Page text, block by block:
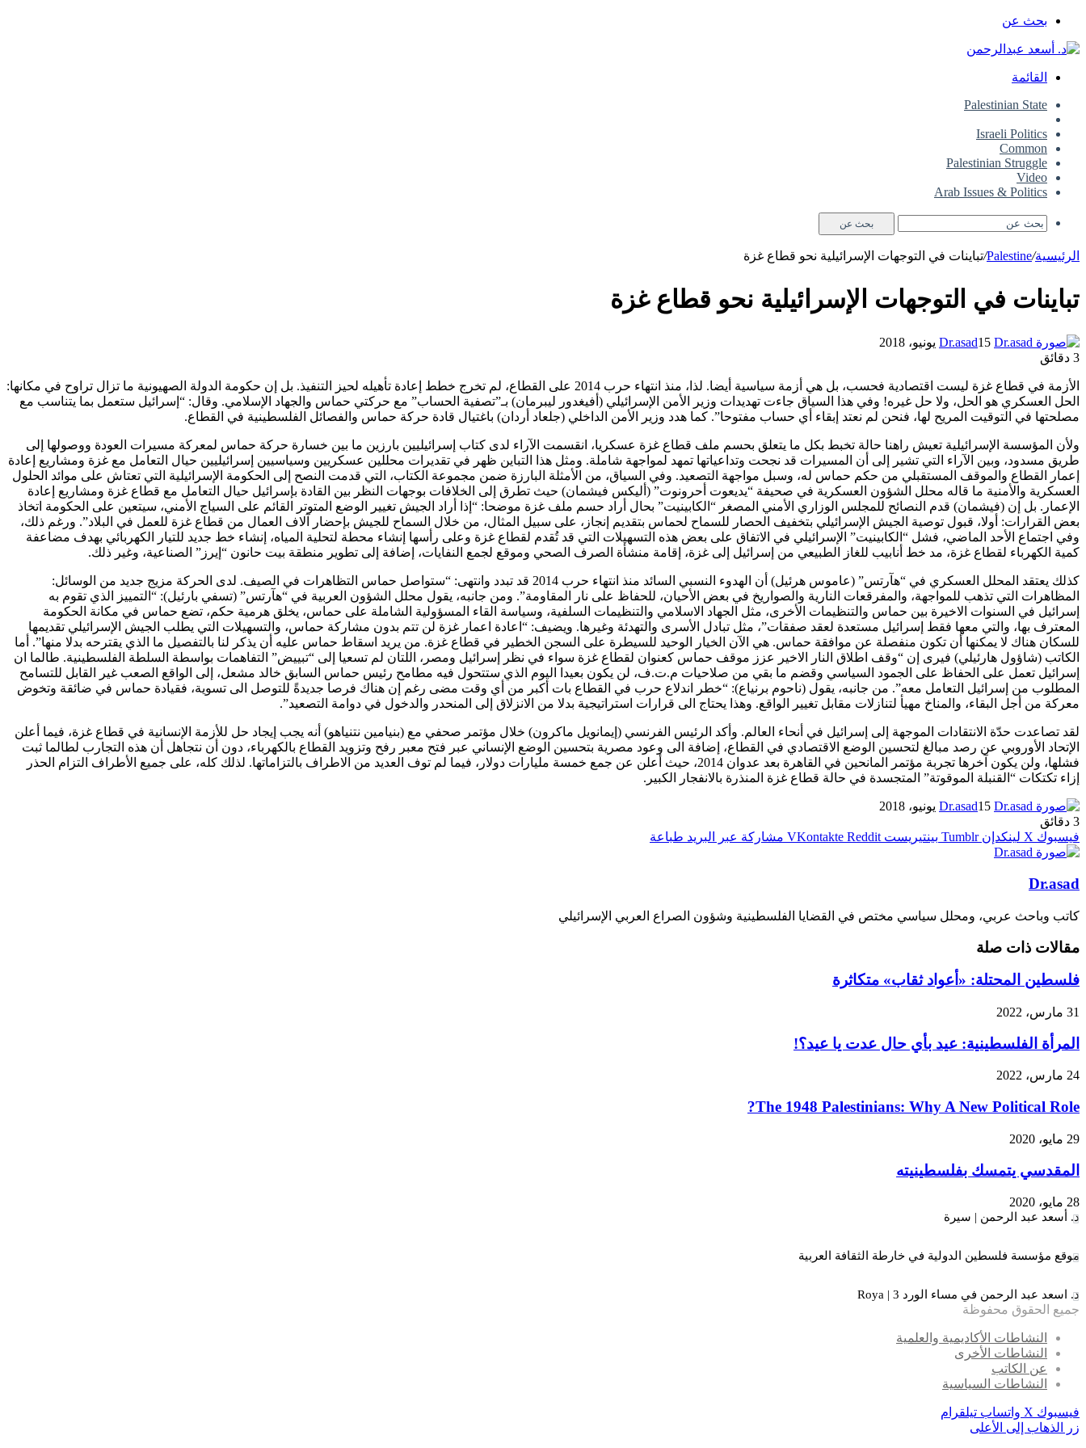
بحث عن
القائمة
Palestinian State
Israeli Politics
Common
Palestinian Struggle
Video
Arab Issues & Politics
بحث عن
الرئيسية/
Palestine
/تباينات في التوجهات الإسرائيلية نحو قطاع غزة
تباينات في التوجهات الإسرائيلية نحو قطاع غزة
Dr.asad15 يونيو، 2018
3 دقائق
الأزمة في قطاع غزة ليست اقتصادية فحسب، بل هي أزمة سياسية أيضا. لذا، منذ انتهاء حرب 2014 على القطاع، لم تخرج خطط إعادة تأهيله لحيز التنفيذ. بل إن حكومة الدولة الصهيونية ما تزال تراوح في مكانها:
الحل العسكري هو الحل، ولا حل غيره! وفي هذا السياق جاءت تهديدات وزير الأمن الإسرائيلي (أفيغدور ليبرمان) بـ”تصفية الحساب” مع حركتي حماس والجهاد الإسلامي. وقال: “إسرائيل ستعمل بما يتناسب مع
مصلحتها في التوقيت المريح لها، فنحن لم نعتد إبقاء أي حساب مفتوحا”. كما هدد وزير الأمن الداخلي (جلعاد أردان) باغتيال قادة حركة حماس والفصائل الفلسطينية في القطاع.
ولأن المؤسسة الإسرائيلية تعيش راهنا حالة تخبط بكل ما يتعلق بحسم ملف قطاع غزة عسكريا، انقسمت الآراء لدى كتاب إسرائيليين بارزين ما بين خسارة حركة حماس لمعركة مسيرات العودة ووصولها إلى
طريق مسدود، وبين الآراء التي تشير إلى أن المسيرات قد نجحت وتداعياتها تمهد لمواجهة شاملة. ومثل هذا التباين ظهر في تقديرات محللين عسكريين وسياسيين إسرائيليين حيال التعامل مع غزة ومشاريع إعادة
إعمار القطاع والموقف المستقبلي من حكم حماس له، وسبل مواجهة التصعيد. وفي السياق، من الأمثلة البارزة ضمن مجموعة الكتاب، التي قدمت النصح إلى الحكومة الإسرائيلية التي تعتاش على موائد الحلول
العسكرية والأمنية ما قاله محلل الشؤون العسكرية في صحيفة “يديعوت أحرونوت” (أليكس فيشمان) حيث تطرق إلى الخلافات بوجهات النظر بين القادة بإسرائيل حيال التعامل مع قطاع غزة ومشاريع إعادة
الإعمار. بل إن (فيشمان) قدم النصائح للمجلس الوزاري الأمني المصغر “الكابينيت” بحال أراد حسم ملف غزة موضحا: “إذا أراد الجيش تغيير الوضع المتوتر القائم على السياج الأمني، سيتعين على الحكومة اتخاذ
بعض القرارات: أولا، قبول توصية الجيش الإسرائيلي بتخفيف الحصار للسماح لحماس بتقديم إنجاز، على سبيل المثال، من خلال السماح للجيش بإحضار آلاف العمال من قطاع غزة للعمل في البلاد”. ورغم ذلك،
وفي اجتماع الأحد الماضي، فشل “الكابينيت” الإسرائيلي في الاتفاق على بعض هذه التسهيلات التي قد تُقدم لقطاع غزة وعلى رأسها إنشاء محطة لتحلية المياه، إنشاء خط جديد للتيار الكهربائي بهدف مضاعفة
كمية الكهرباء لقطاع غزة، مد خط أنابيب للغاز الطبيعي من إسرائيل إلى غزة، إقامة منشأة الصرف الصحي وموقع لجمع النفايات، إضافة إلى تطوير منطقة بيت حانون “إيرز” الصناعية، وغير ذلك.
كذلك يعتقد المحلل العسكري في “هآرتس” (عاموس هرئيل) أن الهدوء النسبي السائد منذ انتهاء حرب 2014 قد تبدد وانتهى: “ستواصل حماس التظاهرات في الصيف. لدى الحركة مزيج جديد من الوسائل:
المظاهرات التي تذهب للمواجهة، والمفرقعات النارية والصواريخ في بعض الأحيان، للحفاظ على نار المقاومة”. ومن جانبه، يقول محلل الشؤون العربية في “هآرتس” (تسفي بارئيل): “التمييز الذي تقوم به
إسرائيل في السنوات الاخيرة بين حماس والتنظيمات الأخرى، مثل الجهاد الاسلامي والتنظيمات السلفية، وسياسة القاء المسؤولية الشاملة على حماس، يخلق هرمية حكم، تضع حماس في مكانة الحكومة
المعترف بها، والتي معها فقط إسرائيل مستعدة لعقد صفقات”، مثل تبادل الأسرى والتهدئة وغيرها. ويضيف: “اعادة اعمار غزة لن تتم بدون مشاركة حماس، والتسهيلات التي يطلب الجيش الإسرائيلي تقديمها
للسكان هناك لا يمكنها أن تكون منفصلة عن موافقة حماس. هي الآن الخيار الوحيد للسيطرة على السجن الخطير في قطاع غزة. من يريد اسقاط حماس عليه أن يذكر لنا بالتفصيل ما الذي يقترحه بدلا منها”. أما
الكاتب (شاؤول هارئيلي) فيرى إن “وقف اطلاق النار الاخير عزز موقف حماس كعنوان لقطاع غزة سواء في نظر إسرائيل ومصر، اللتان لم تسعيا إلى “تبييض” التفاهمات بواسطة السلطة الفلسطينية. طالما ان
إسرائيل تعمل على الحفاظ على الجمود السياسي وقضم ما بقي من صلاحيات م.ت.ف، لن يكون بعيدا اليوم الذي ستتحول فيه مطامح رئيس حماس السابق خالد مشعل، إلى الواقع الصعب غير القابل للتسامح
المطلوب من إسرائيل التعامل معه”. من جانبه، يقول (ناحوم برنياع): “خطر اندلاع حرب في القطاع بات أكبر من أي وقت مضى رغم إن هناك فرصا جديدةً للتوصل الى تسوية، فقيادة حماس في ضائقة وتخوض
معركة من أجل البقاء، والمناخ مهيأ لتنازلات مقابل تغيير الواقع. وهذا يحتاج الى قرارات استراتيجية بدلا من الانزلاق إلى المنحدر والدخول في دوامة التصعيد”.
لقد تصاعدت حدّة الانتقادات الموجهة إلى إسرائيل في أنحاء العالم. وأكد الرئيس الفرنسي (إيمانويل ماكرون) خلال مؤتمر صحفي مع (بنيامين نتنياهو) أنه يجب إيجاد حل للأزمة الإنسانية في قطاع غزة، فيما أعلن
الإتحاد الأوروبي عن رصد مبالغ لتحسين الوضع الاقتصادي في القطاع، إضافة الى وعود مصرية بتحسين الوضع الإنساني عبر فتح معبر رفح وتزويد القطاع بالكهرباء، دون أن نتجاهل أن هذه التجارب لطالما ثبت
فشلها، ولن يكون آخرها تجربة مؤتمر المانحين في القاهرة بعد عدوان 2014، حيث أعلن عن جمع خمسة مليارات دولار، فيما لم توف العديد من الاطراف بالتزاماتها. لذلك كله، على جميع الأطراف التزام الحذر
إزاء تكتكات “القنبلة الموقوتة” المتجسدة في حالة قطاع غزة المنذرة بالانفجار الكبير.
Dr.asad15 يونيو، 2018
3 دقائق
فيسبوك X لينكدإن بينتيريست مشاركة عبر البريد طباعة
Dr.asad
كاتب وباحث عربي، ومحلل سياسي مختص في القضايا الفلسطينية وشؤون الصراع العربي الإسرائيلي
مقالات ذات صلة
فلسطين المحتلة: «أعواد ثقاب» متكاثرة
31 مارس، 2022
المرأة الفلسطينية: عيد بأي حال عدت يا عيد؟!
24 مارس، 2022
The 1948 Palestinians: Why A New Political Role?
29 مايو، 2020
المقدسي يتمسك بفلسطينيته
28 مايو، 2020
د. أسعد عبد الرحمن | سيرة
موقع مؤسسة فلسطين الدولية في خارطة الثقافة العربية
د. اسعد عبد الرحمن في مساء الورد 3 | Roya
جميع الحقوق محفوظة
النشاطات الأكاديمية والعلمية
النشاطات الأخرى
عن الكاتب
النشاطات السياسية
فيسبوك X واتساب تيلقرام
زر الذهاب إلى الأعلى